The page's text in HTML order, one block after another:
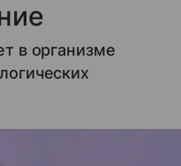
в организме